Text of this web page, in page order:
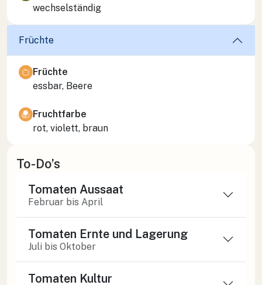
wechselständig
Früchte
Früchte
essbar, Beere
Fruchtfarbe
rot, violett, braun
To-Do’s
Tomaten Aussaat
Februar bis April
Tomaten Ernte und Lagerung
Juli bis Oktober
Tomaten Kultur